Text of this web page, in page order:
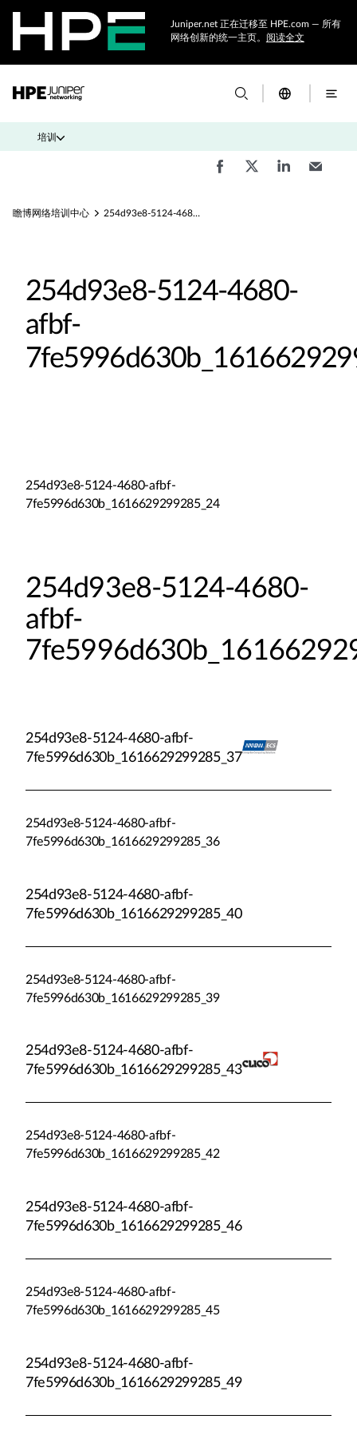
Juniper.net 正在迁移至 HPE.com — 所有
网络创新的统一主页。 阅读全文
培训
瞻博网络培训中心 254d93e8-5124-4680-afbf-7fe5996d630b_1616629299285_4
254d93e8-5124-4680-
afbf-
254d93e8-5124-4680-afbf-
7fe5996d630b_1616629299285_24
254d93e8-5124-4680-
afbf-
254d93e8-5124-4680-afbf-
7fe5996d630b_1616629299285_37
254d93e8-5124-4680-afbf-
7fe5996d630b_1616629299285_36
254d93e8-5124-4680-afbf-
7fe5996d630b_1616629299285_40
254d93e8-5124-4680-afbf-
7fe5996d630b_1616629299285_39
254d93e8-5124-4680-afbf-
7fe5996d630b_1616629299285_43
254d93e8-5124-4680-afbf-
7fe5996d630b_1616629299285_42
254d93e8-5124-4680-afbf-
7fe5996d630b_1616629299285_46
254d93e8-5124-4680-afbf-
7fe5996d630b_1616629299285_45
254d93e8-5124-4680-afbf-
7fe5996d630b_1616629299285_49